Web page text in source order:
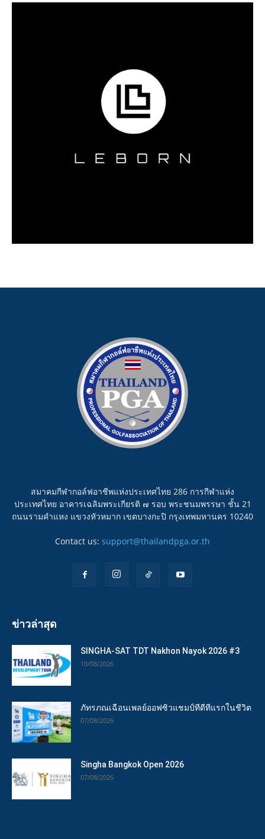
สมาคมกีฬากอล์ฟอาชีพแห่งประเทศไทย 286 การกีฬาแห่ง
ประเทศไทย อาคารเฉลิมพระเกียรติ ๗ รอบ พระชนมพรรษา ชั้น 21
ถนนรามคำแหง แขวงหัวหมาก เขตบางกะปิ กรุงเทพมหานคร 10240
Contact us: support@thailandpga.or.th
ข่าวล่าสุด
SINGHA-SAT TDT Nakhon Nayok 2026 #3
10/08/2026
ภัทรภณเฉือนเพลย์ออฟซิวแชมป์ทีดีทีแรกในชีวิต
07/08/2026
Singha Bangkok Open 2026
07/08/2026